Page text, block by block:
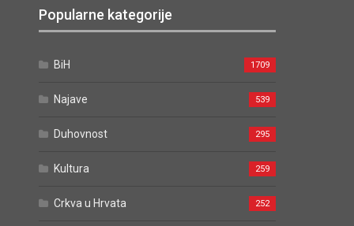
Popularne kategorije
BiH 1709
Najave 539
Duhovnost 295
Kultura 259
Crkva u Hrvata 252